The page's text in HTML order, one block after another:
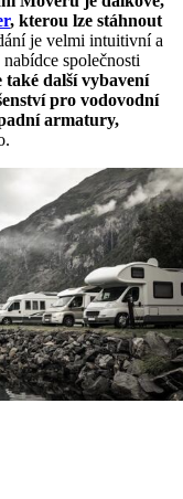
, kterou lze stáhnout
je velmi intuitivní a
společnosti
také další vybavení
pro vodovodní
armatury,